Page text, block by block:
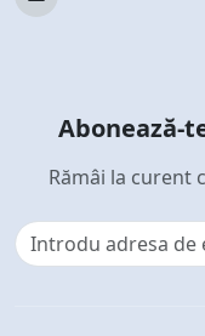
Abonează-
Rămâi la curent